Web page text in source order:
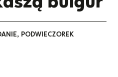
PODWIECZOREK